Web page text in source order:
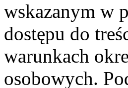
wskazanym w
dostępu do
warunkach
osobowych.